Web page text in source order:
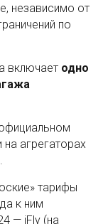
независимо от
по
включает одно
на агрегаторах
тарифы
к ним
— iFly (на